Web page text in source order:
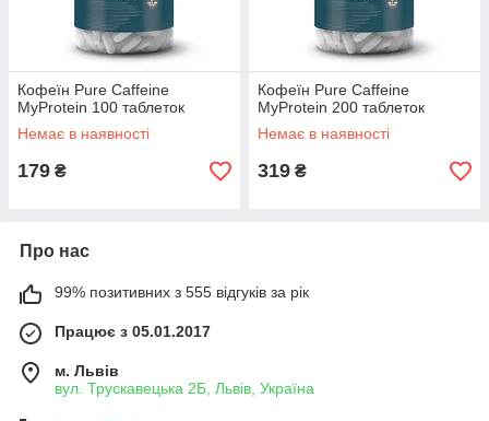
Кофеїн Pure Caffeine
MyProtein 100 таблеток
Немає в наявності
179 ₴
Кофеїн Pure Caffeine
MyProtein 200 таблеток
Немає в наявності
319 ₴
Про нас
99% позитивних з 555 відгуків за рік
Працює з 05.01.2017
м. Львів
вул. Трускавецька 2Б, Львів, Україна